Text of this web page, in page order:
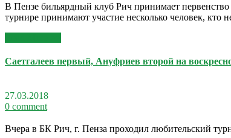
В Пензе бильярдный клуб Рич принимает
турнире принимают участие несколько человек, кто
Саетгалеев первый, Ануфриев второй на
27.03.2018
0 comment
Вчера в БК Рич, г. Пенза проходил любительский